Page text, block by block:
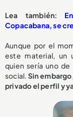
Lea también:
Copacabana, se
Aunque por el
este material, un
quien sería uno
social. Sin
privado el perfil y